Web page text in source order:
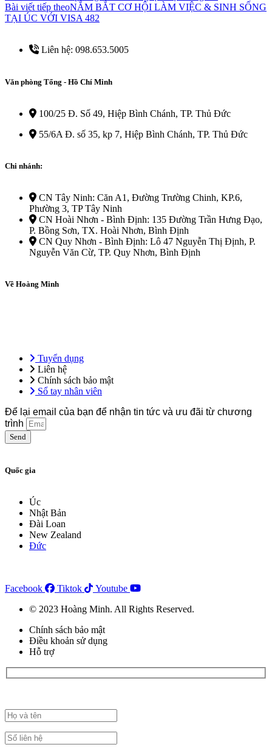
Bài viết tiếp theoNẮM BẮT CƠ HỘI LÀM VIỆC & SINH SỐNG
TẠI ÚC VỚI VISA 482
Liên hệ: 098.653.5005
Văn phòng Tổng - Hồ Chí Minh
100/25 Đ. Số 49, Hiệp Bình Chánh, TP. Thủ Đức
55/6A Đ. số 35, kp 7, Hiệp Bình Chánh, TP. Thủ Đức
Chi nhánh:
CN Tây Ninh: Căn A1, Đường Trường Chinh, KP.6,
Phường 3, TP Tây Ninh
CN Hoài Nhơn - Bình Định: 135 Đường Trần Hưng Đạo,
P. Bồng Sơn, TX. Hoài Nhơn, Bình Định
CN Quy Nhơn - Bình Định: Lô 47 Nguyễn Thị Định, P.
Nguyễn Văn Cừ, TP. Quy Nhơn, Bình Định
Về Hoàng Minh
Tuyển dụng
Liên hệ
Chính sách bảo mật
Sổ tay nhân viên
Để lại email của bạn để nhận tin tức và ưu đãi từ chương
trình
Send
Quốc gia
Úc
Nhật Bản
Đài Loan
New Zealand
Đức
Facebook Tiktok
Youtube
© 2023 Hoàng Minh. All Rights Reserved.
Chính sách bảo mật
Điều khoản sử dụng
Hỗ trợ